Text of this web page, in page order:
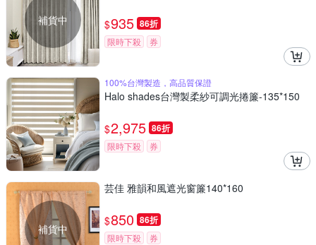
補貨中 $935 86折
限時下殺 券
100%台灣製造，高品質保證
Halo shades台灣製柔紗可調光捲簾-135*150
$2,975 86折
限時下殺 券
補貨中
芸佳 雅韻和風遮光窗簾140*160
$850 86折
限時下殺 券